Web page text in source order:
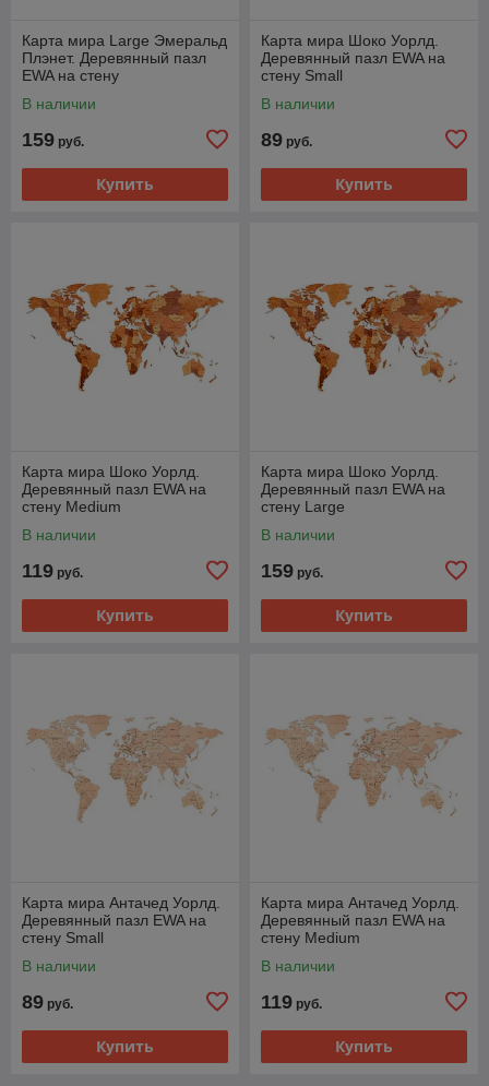
Карта мира Large Эмеральд
Плэнет. Деревянный пазл
EWA на стену
В наличии
159 руб.
Купить
Карта мира Шоко Уорлд.
Деревянный пазл EWA на
стену Small
В наличии
89 руб.
Купить
Карта мира Шоко Уорлд.
Деревянный пазл EWA на
стену Medium
В наличии
119 руб.
Купить
Карта мира Шоко Уорлд.
Деревянный пазл EWA на
стену Large
В наличии
159 руб.
Купить
Карта мира Антачед Уорлд.
Деревянный пазл EWA на
стену Small
В наличии
89 руб.
Купить
Карта мира Антачед Уорлд.
Деревянный пазл EWA на
стену Medium
В наличии
119 руб.
Купить